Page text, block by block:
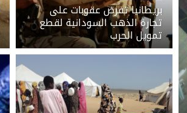
بريطانيا تفرض عقوبات على
تجارة الذهب السودانية لقطع
تمويل الحرب